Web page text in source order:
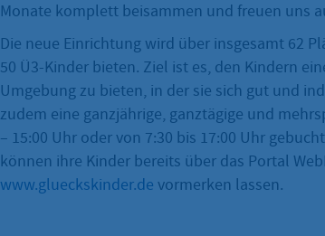
Monate komplett beisammen und freuen uns
Die neue Einrichtung wird über insgesamt 62
50 Ü3-Kinder bieten. Ziel ist es, den Kindern
Umgebung zu bieten, in der sie sich gut und
zudem eine ganzjährige, ganztägige und
– 15:00 Uhr oder von 7:30 bis 17:00 Uhr
können ihre Kinder bereits über das Portal
www.glueckskinder.de vormerken lassen.